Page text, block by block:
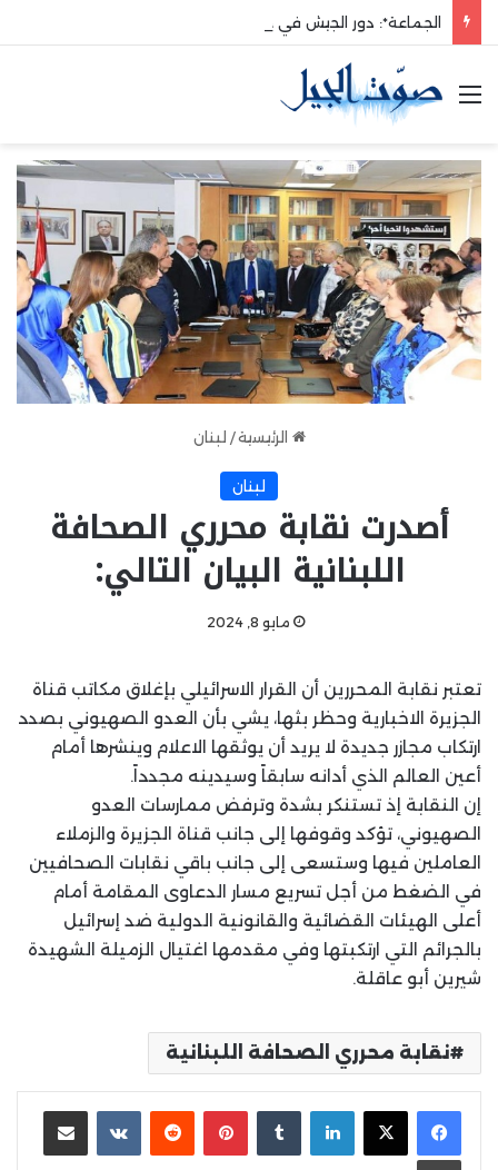
القائمة
الرئيسية / لبنان
لبنان
أصدرت نقابة محرري الصحافة
اللبنانية البيان التالي:
مايو 8, 2024
تعتبر نقابة المحررين أن القرار الاسرائيلي بإغلاق مكاتب قناة
الجزيرة الاخبارية وحظر بثها، يشي بأن العدو الصهيوني بصدد
ارتكاب مجازر جديدة لا يريد أن يوثقها الاعلام وينشرها أمام
أعين العالم الذي أدانه سابقاً وسيدينه مجدداً.
إن النقابة إذ تستنكر بشدة وترفض ممارسات العدو
الصهيوني، تؤكد وقوفها إلى جانب قناة الجزيرة والزملاء
العاملين فيها وستسعى إلى جانب باقي نقابات الصحافيين
في الضغط من أجل تسريع مسار الدعاوى المقامة أمام
أعلى الهيئات القضائية والقانونية الدولية ضد إسرائيل
بالجرائم التي ارتكبتها وفي مقدمها اغتيال الزميلة الشهيدة
شيرين أبو عاقلة.
نقابة محرري الصحافة اللبنانية
لينكدإن بينتيريست مشاركة عبر البريد
طباعة